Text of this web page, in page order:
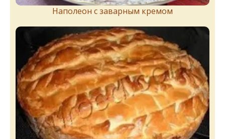
Наполеон с заварным кремом